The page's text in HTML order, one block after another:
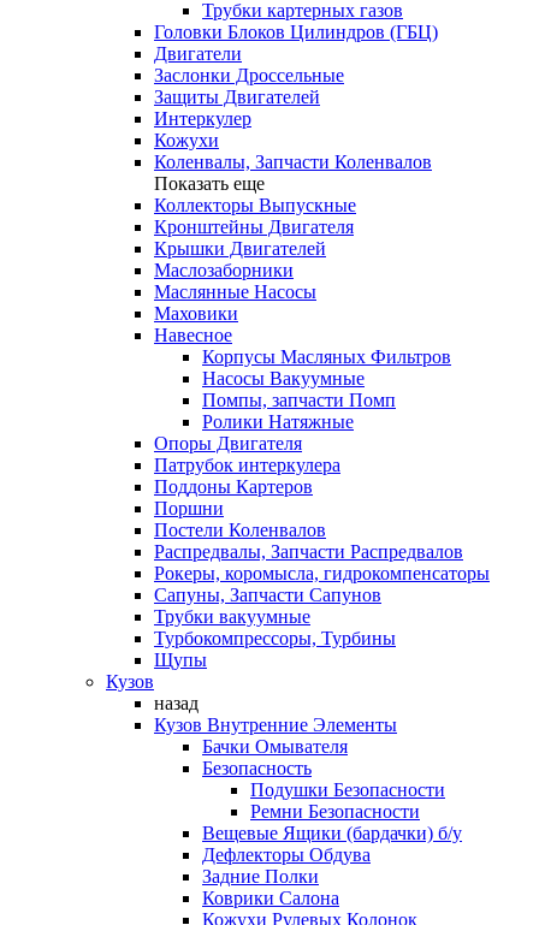
Трубки картерных газов
Головки Блоков Цилиндров (ГБЦ)
Двигатели
Заслонки Дроссельные
Защиты Двигателей
Интеркулер
Кожухи
Коленвалы, Запчасти Коленвалов
Показать еще
Коллекторы Выпускные
Кронштейны Двигателя
Крышки Двигателей
Маслозаборники
Маслянные Насосы
Маховики
Навесное
Корпусы Масляных Фильтров
Насосы Вакуумные
Помпы, запчасти Помп
Ролики Натяжные
Опоры Двигателя
Патрубок интеркулера
Поддоны Картеров
Поршни
Постели Коленвалов
Распредвалы, Запчасти Распредвалов
Рокеры, коромысла, гидрокомпенсаторы
Сапуны, Запчасти Сапунов
Трубки вакуумные
Турбокомпрессоры, Турбины
Щупы
Кузов
назад
Кузов Внутренние Элементы
Бачки Омывателя
Безопасность
Подушки Безопасности
Ремни Безопасности
Вещевые Ящики (бардачки) б/у
Дефлекторы Обдува
Задние Полки
Коврики Салона
Кожухи Рулевых Колонок